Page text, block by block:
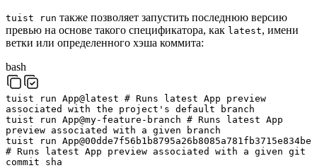
tuist run также позволяет запустить последнюю версию
превью на основе такого спецификатора, как latest, имени
ветки или определенного хэша коммита:
bash
tuist run App@latest # Runs latest App preview
associated with the project's default branch
tuist
run App@my-feature-branch # Runs latest App
preview associated with a given branch
tuist
run App@00dde7f56b1b8795a26b8085a781fb3715e834be
# Runs latest App preview associated with a given git
commit sha